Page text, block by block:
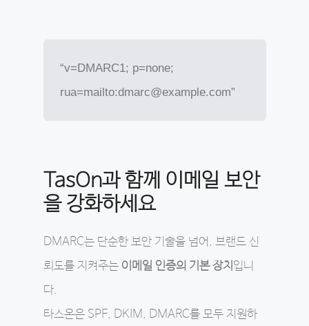
“v=DMARC1; p=none;
rua=mailto:dmarc@example.com”
TasOn과 함께 이메일 보안
을 강화하세요
DMARC는 단순한 보안 기술을 넘어, 브랜드 신
뢰도를 지켜주는 이메일 인증의 기본 장치 입니
다.
타스온은 SPF, DKIM, DMARC를 모두 지원하